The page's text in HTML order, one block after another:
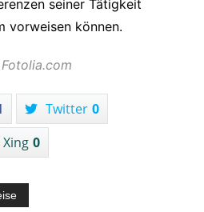
seiner Tätigkeit
vorweisen können.
Twitter 0
Xing 0